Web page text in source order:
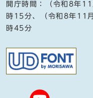
開庁時間：（令和8年
時15分、（令和8年11
時45分